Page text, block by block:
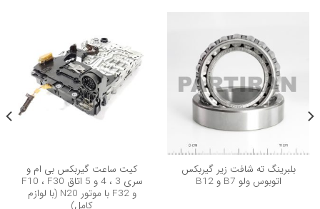
بلبرینگ ته شافت زیر گیربکس
اتوبوس ولو B7 و B12
کیت ساعت گیربکس بی ام و
سری 3 ، 4 و 5 اتاق F10 ، F30
و F32 با موتور N20 (با لوازم
کامل)